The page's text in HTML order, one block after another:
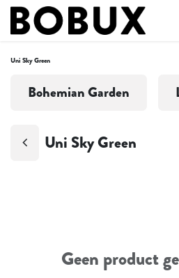
Overslaan naar inhoud
Uni Sky Green
Bohemian Garden
Uni Sky Green
Geen product